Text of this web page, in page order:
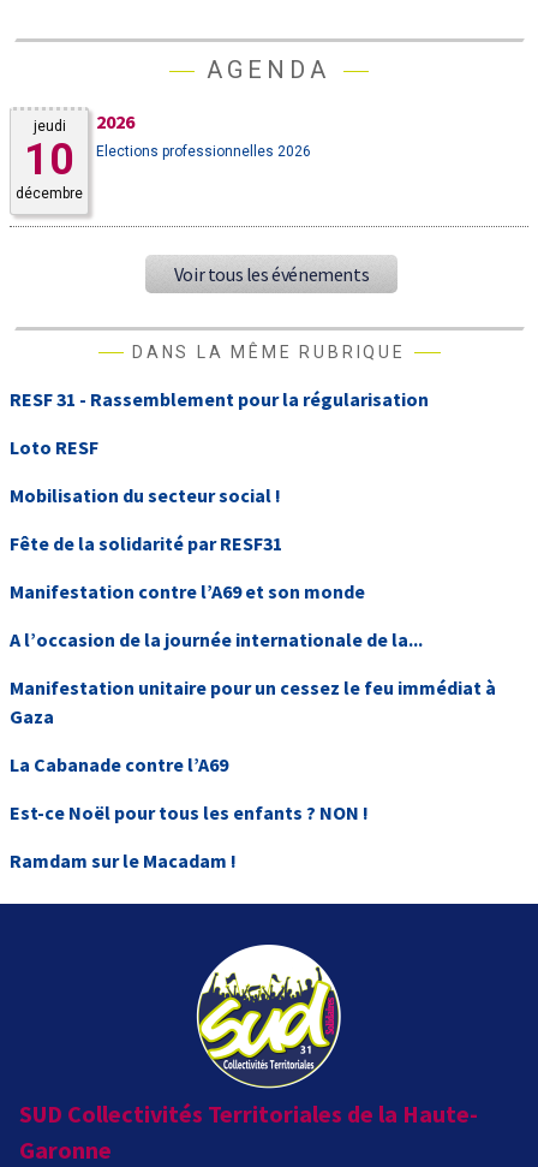
AGENDA
jeudi
10
décembre
2026
Elections professionnelles 2026
Voir tous les événements
DANS LA MÊME RUBRIQUE
RESF 31 - Rassemblement pour la régularisation
Loto RESF
Mobilisation du secteur social !
Fête de la solidarité par RESF31
Manifestation contre l’A69 et son monde
A l’occasion de la journée internationale de la...
Manifestation unitaire pour un cessez le feu immédiat à
Gaza
La Cabanade contre l’A69
Est-ce Noël pour tous les enfants ? NON !
Ramdam sur le Macadam !
SUD Collectivités Territoriales de la Haute-
Garonne